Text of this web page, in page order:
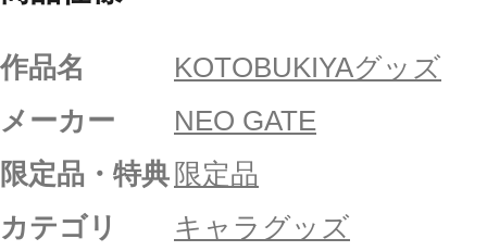
作品名
KOTOBUKIYAグッズ
メーカー
NEO GATE
限定品・特典 限定品
カテゴリ
キャラグッズ